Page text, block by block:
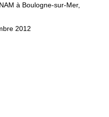
à Boulogne-sur-Mer,
2012